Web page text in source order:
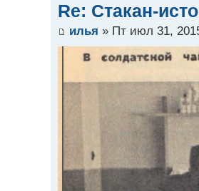
Re: Стакан-
илья » Пт июл 31,